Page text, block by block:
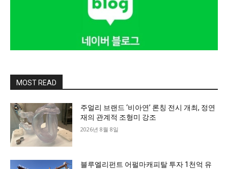
MOST READ
주얼리 브랜드 ‘비아연’ 론칭 전시 개최, 정연
재의 관계적 조형미 강조
2026년 8월 8일
블루엘리펀트 어펄마캐피탈 투자 1천억 유